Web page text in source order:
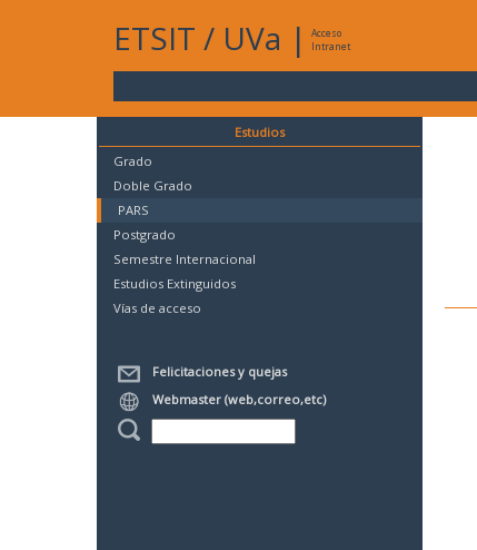
ETSIT / UVa |
Acceso
Intranet
Estudios
Grado
Doble Grado
PARS
Postgrado
Semestre Internacional
Estudios Extinguidos
Vías de acceso
Felicitaciones y quejas
Webmaster (web,correo,etc)